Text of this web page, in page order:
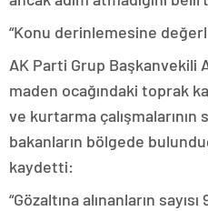
“Konu derinlemesine
AK Parti Grup Başkanvekili
maden ocağındaki toprak
ve kurtarma çalışmalarının
bakanların bölgede
kaydetti:
“Gözaltına alınanların